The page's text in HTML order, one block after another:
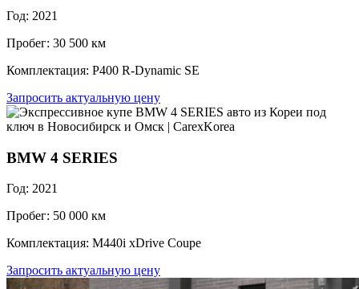
Год: 2021
Пробег: 30 500 км
Комплектация: P400 R-Dynamic SE
Запросить актуальную цену
BMW 4 SERIES
Год: 2021
Пробег: 50 000 км
Комплектация: M440i xDrive Coupe
Запросить актуальную цену